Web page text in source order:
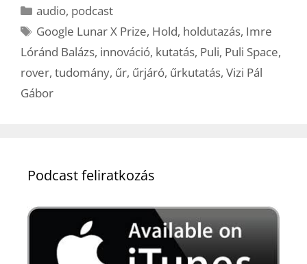
Kategória
audio, podcast
Címkék
Google Lunar X Prize, Hold, holdutazás, Imre
Lóránd Balázs, innováció, kutatás, Puli, Puli Space,
rover, tudomány, űr, űrjáró, űrkutatás, Vizi Pál
Gábor
Podcast feliratkozás